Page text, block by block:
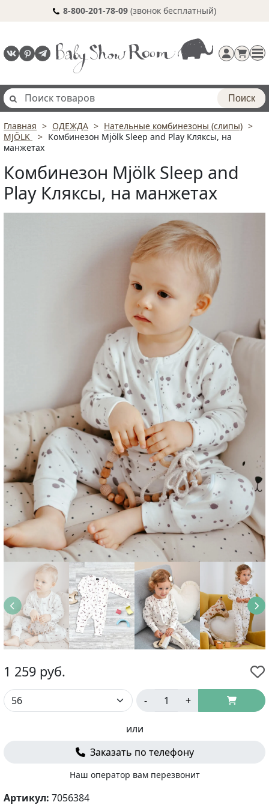
8-800-201-78-09 (звонок бесплатный)
Регистрация
Поиск
Главная ОДЕЖДА
Нательные комбинезоны (слипы)
MJÖLK
Комбинезон Mjölk Sleep and Play Кляксы, на
манжетах
Комбинезон Mjölk Sleep and
Play Кляксы, на манжетах
1 259 руб.
- +
или
Заказать по телефону
Наш оператор вам перезвонит
Артикул: 7056384